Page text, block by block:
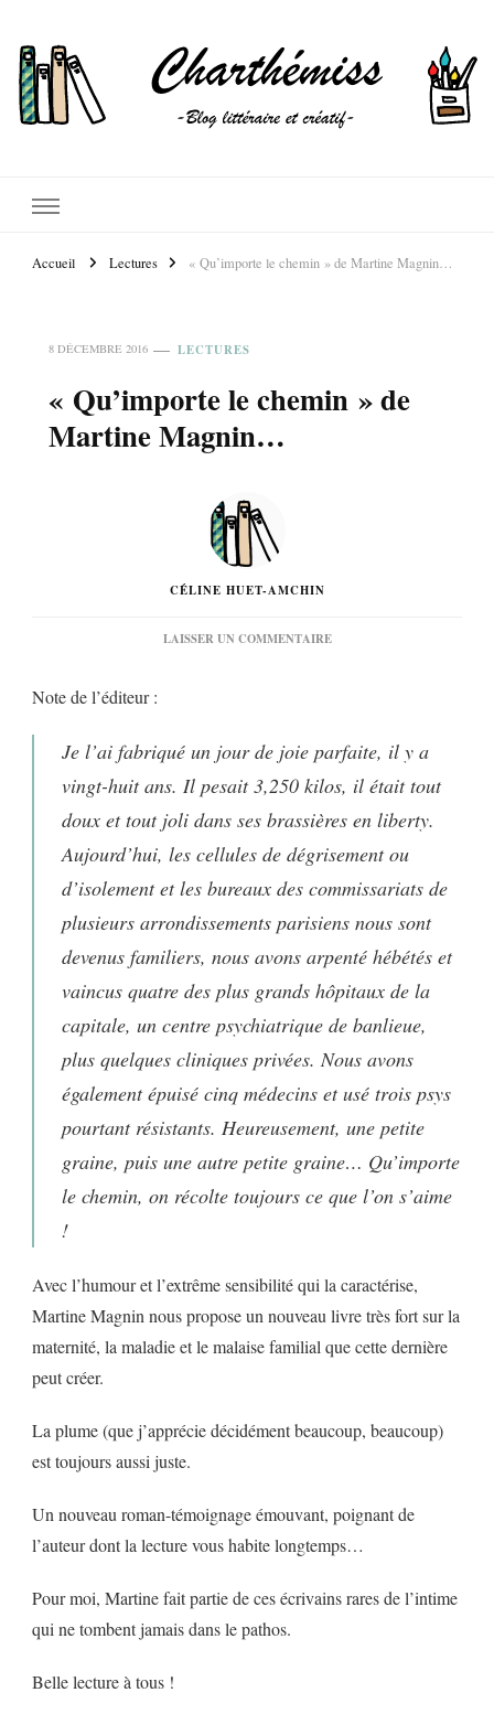
Accueil Lectures « Qu’importe le chemin » de Martine Magnin…
8 DÉCEMBRE 2016 LECTURES
« Qu’importe le chemin » de
Martine Magnin…
CÉLINE HUET-AMCHIN
LAISSER UN COMMENTAIRESUR
MAGNIN…
Note de l’éditeur :
Je l’ai fabriqué un jour de joie parfaite, il y a
vingt-huit ans. Il pesait 3,250 kilos, il était tout
doux et tout joli dans ses brassières en liberty.
Aujourd’hui, les cellules de dégrisement ou
d’isolement et les bureaux des commissariats de
plusieurs arrondissements parisiens nous sont
devenus familiers, nous avons arpenté hébétés et
vaincus quatre des plus grands hôpitaux de la
capitale, un centre psychiatrique de banlieue,
plus quelques cliniques privées. Nous avons
également épuisé cinq médecins et usé trois psys
pourtant résistants. Heureusement, une petite
graine, puis une autre petite graine… Qu’importe
le chemin, on récolte toujours ce que l’on s’aime
!
Avec l’humour et l’extrême sensibilité qui la caractérise,
Martine Magnin nous propose un nouveau livre très fort sur la
maternité, la maladie et le malaise familial que cette dernière
peut créer.
La plume (que j’apprécie décidément beaucoup, beaucoup)
est toujours aussi juste.
Un nouveau roman-témoignage émouvant, poignant de
l’auteur dont la lecture vous habite longtemps…
Pour moi, Martine fait partie de ces écrivains rares de l’intime
qui ne tombent jamais dans le pathos.
Belle lecture à tous !